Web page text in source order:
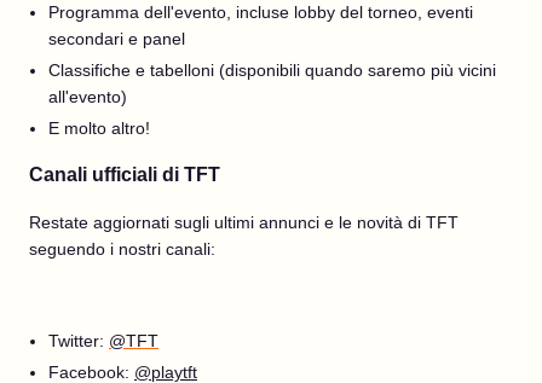
Programma dell'evento, incluse lobby del torneo, eventi
secondari e panel
Classifiche e tabelloni (disponibili quando saremo più vicini
all'evento)
E molto altro!
Canali ufficiali di TFT
Restate aggiornati sugli ultimi annunci e le novità di TFT
seguendo i nostri canali:
Twitter: @TFT
Facebook: @playtft